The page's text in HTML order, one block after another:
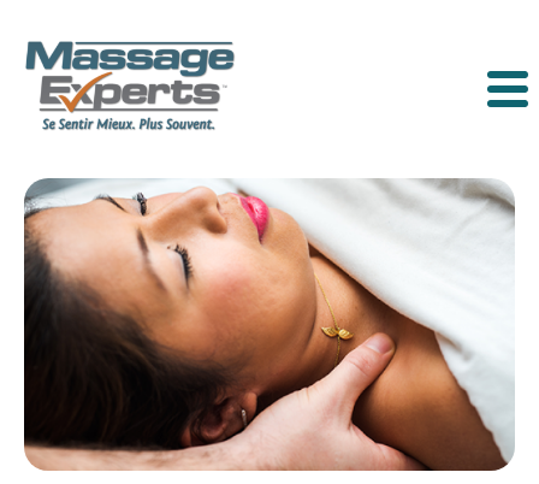
Navigation principale